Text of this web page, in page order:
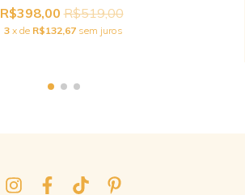
R$398,00R$519,00
3 x de R$132,67 sem juros